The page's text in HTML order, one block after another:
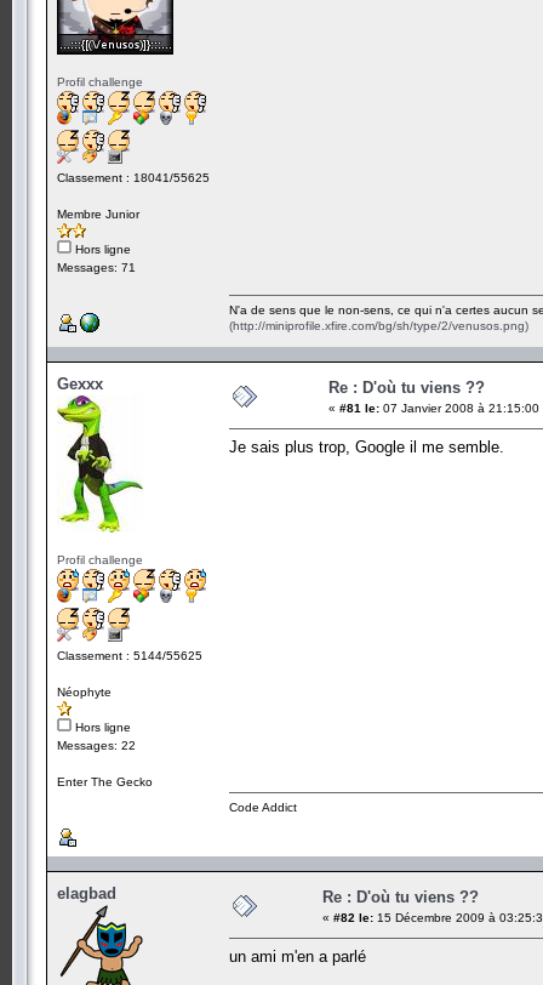
Profil challenge
Classement : 18041/55625
Membre Junior
Hors ligne
Messages: 71
N'a de sens que le non-sens, ce qui n'a certes aucun
(http://miniprofile.xfire.com/bg/sh/type/2/venusos.png)
Gexxx
Profil challenge
Classement : 5144/55625
Néophyte
Hors ligne
Messages: 22
Enter The Gecko
Re : D'où tu viens ??
« #81 le: 07 Janvier 2008 à 21:15:00
Je sais plus trop, Google il me semble.
Code Addict
elagbad Re : D'où tu viens ??
« #82 le: 15 Décembre 2009 à
un ami m'en a parlé